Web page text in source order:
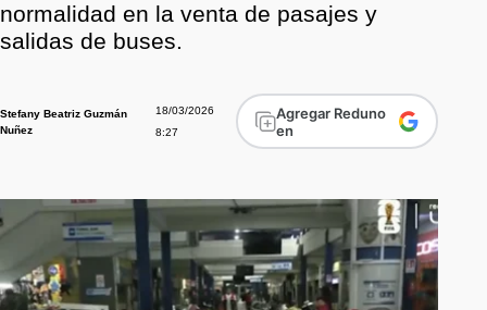
normalidad en la venta de pasajes y
salidas de buses.
Stefany Beatriz Guzmán
Nuñez
18/03/2026
8:27
Agregar Reduno
en